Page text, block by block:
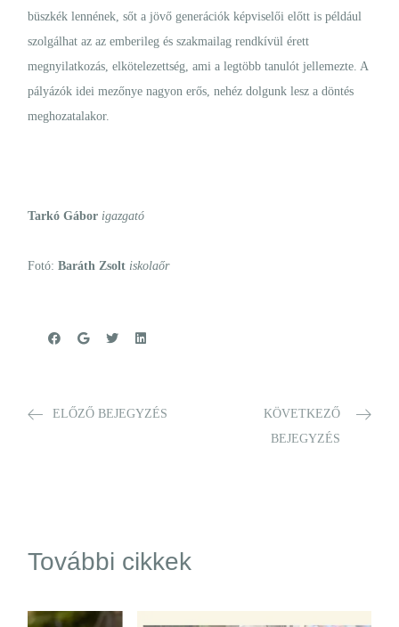
büszkék lennének, sőt a jövő generációk képviselői előtt is például
szolgálhat az az emberileg és szakmailag rendkívül érett
megnyilatkozás, elkötelezettség, ami a legtöbb tanulót jellemezte. A
pályázók idei mezőnye nagyon erős, nehéz dolgunk lesz a döntés
meghozatalakor.
Tarkó Gábor igazgató
Fotó:Baráth Zsolt iskolaőr
ELŐZŐ BEJEGYZÉS
KÖVETKEZŐ
BEJEGYZÉS
További cikkek